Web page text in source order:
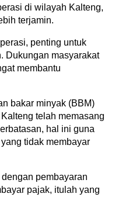
di wilayah Kalteng,
terjamin.
penting untuk
Dukungan masyarakat
membantu
bakar minyak (BBM)
telah memasang
hal ini guna
tidak membayar
pembayaran
pajak, itulah yang